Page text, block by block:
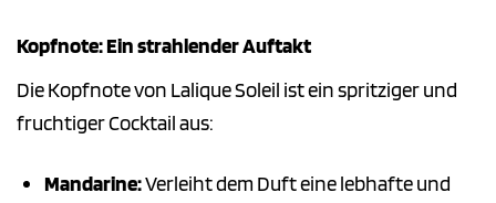
Kopfnote: Ein strahlender Auftakt
Die Kopfnote von Lalique Soleil ist ein spritziger und
fruchtiger Cocktail aus:
Mandarine:Verleiht dem Duft eine lebhafte und